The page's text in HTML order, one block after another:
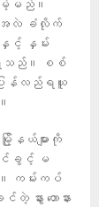
မ့်မည်။
းအလဲ ခံလိုက်
နှင့် နှမ်း
သည်။ စစ်
ပြန်လည်ရယူ
ယ်များကို
င်ခွင့် မ
ကမ်းကပ်
နွား တောနား